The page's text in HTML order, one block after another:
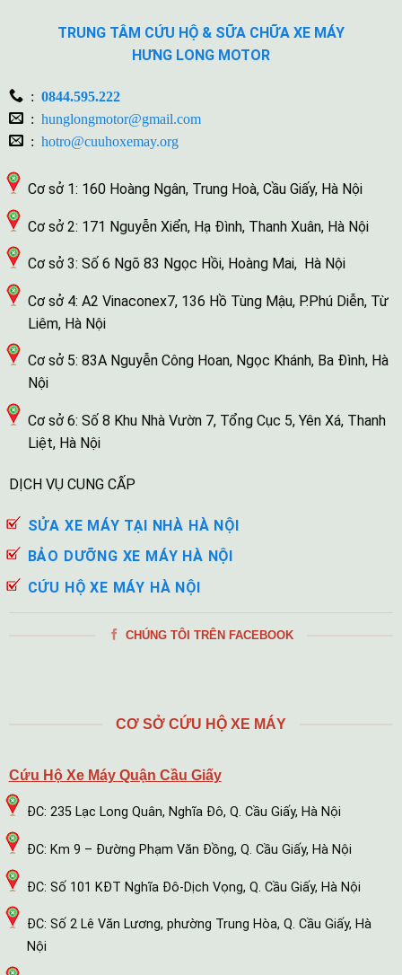
TRUNG TÂM CỨU HỘ & SỮA CHỮA XE MÁY
HƯNG LONG MOTOR
: 0844.595.222
: hunglongmotor@gmail.com
: hotro@cuuhoxemay.org
Cơ sở 1: 160 Hoàng Ngân, Trung Hoà, Cầu Giấy, Hà Nội
Cơ sở 2: 171 Nguyễn Xiển, Hạ Đình, Thanh Xuân, Hà Nội
Cơ sở 3: Số 6 Ngõ 83 Ngọc Hồi, Hoàng Mai, Hà Nội
Cơ sở 4: A2 Vinaconex7, 136 Hồ Tùng Mậu, P.Phú Diễn, Từ
Liêm, Hà Nội
Cơ sở 5: 83A Nguyễn Công Hoan, Ngọc Khánh, Ba Đình, Hà
Nội
Cơ sở 6: Số 8 Khu Nhà Vườn 7, Tổng Cục 5, Yên Xá, Thanh
Liệt, Hà Nội
DỊCH VỤ CUNG CẤP
SỬA XE MÁY TẠI NHÀ HÀ NỘI
BẢO DƯỠNG XE MÁY HÀ NỘI
CỨU HỘ XE MÁY HÀ NỘI
CHÚNG TÔI TRÊN FACEBOOK
CƠ SỞ CỨU HỘ XE MÁY
Cứu Hộ Xe Máy Quận Cầu Giấy
ĐC: 235 Lạc Long Quân, Nghĩa Đô, Q. Cầu Giấy, Hà Nội
ĐC: Km 9 – Đường Phạm Văn Đồng, Q. Cầu Giấy, Hà Nội
ĐC: Số 101 KĐT Nghĩa Đô-Dịch Vọng, Q. Cầu Giấy, Hà Nội
ĐC: Số 2 Lê Văn Lương, phường Trung Hòa, Q. Cầu Giấy, Hà
Nội